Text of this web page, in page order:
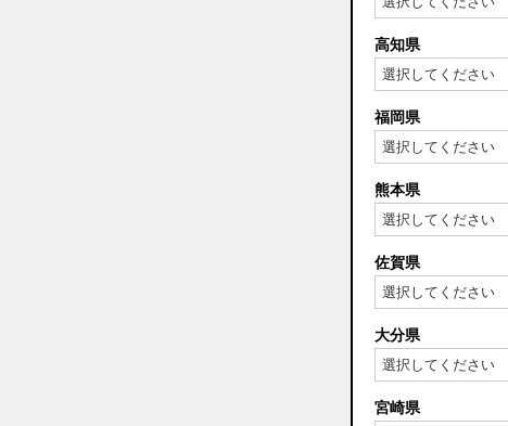
高知県
福岡県
熊本県
佐賀県
大分県
宮崎県